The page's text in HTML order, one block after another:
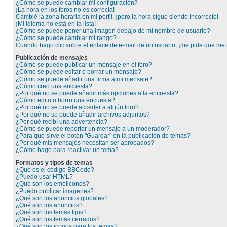
¿Cómo se puede cambiar mi configuración?
¡La hora en los foros no es correcta!
Cambié la zona horaria en mi perfil, ¡pero la hora sigue siendo incorrecto!
¡Mi idioma no está en la lista!
¿Cómo se puede poner una imagen debajo de mi nombre de usuario?
¿Cómo se puede cambiar mi rango?
Cuando hago clic sobre el enlace de e-mail de un usuario, ¡me pide que me
Publicación de mensajes
¿Cómo se puede publicar un mensaje en el foro?
¿Cómo se puede editar o borrar un mensaje?
¿Cómo se puede añadir una firma a mi mensaje?
¿Cómo creo una encuesta?
¿Por qué no se puede añadir más opciones a la encuesta?
¿Cómo edito o borro una encuesta?
¿Por qué no se puede acceder a algún foro?
¿Por qué no se puede añadir archivos adjuntos?
¿Por qué recibí una advertencia?
¿Cómo se puede reportar un mensaje a un moderador?
¿Para qué sirve el botón "Guardar" en la publicación de temas?
¿Por qué mis mensajes necesitan ser aprobados?
¿Cómo hago para reactivar un tema?
Formatos y tipos de temas
¿Qué es el código BBCode?
¿Puedo usar HTML?
¿Qué son los emoticonos?
¿Puedo publicar imagenes?
¿Qué son los anuncios globales?
¿Qué son los anuncios?
¿Qué son los temas fijos?
¿Qué son los temas cerrados?